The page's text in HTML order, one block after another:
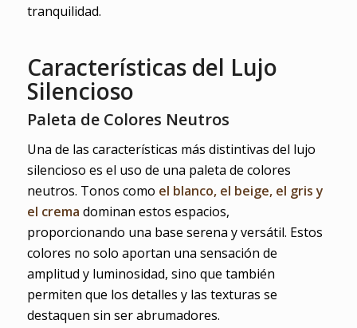
tranquilidad.
Características del Lujo
Silencioso
Paleta de Colores Neutros
Una de las características más distintivas del lujo
silencioso es el uso de una paleta de colores
neutros. Tonos como el blanco, el beige, el gris y
el crema dominan estos espacios,
proporcionando una base serena y versátil. Estos
colores no solo aportan una sensación de
amplitud y luminosidad, sino que también
permiten que los detalles y las texturas se
destaquen sin ser abrumadores.